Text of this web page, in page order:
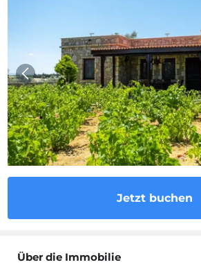
Jetzt buchen
Über die Immobilie